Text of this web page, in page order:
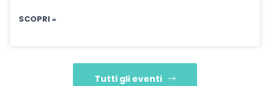
SCOPRI »
Tutti gli eventi